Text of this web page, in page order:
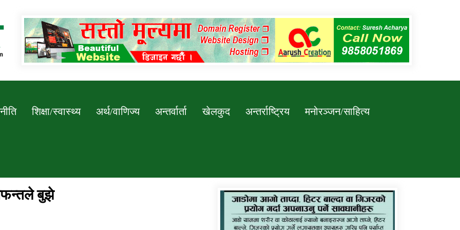
Newssarokar
शिक्षा/स्वास्थ्य अर्थ/वाणिज्य अन्तर्वार्ता खेलकुद अन्तर्राष्ट्रिय मनोरञ्जन/साहित्य
कर्णाली प्रविधि शिक्षालय जुम्लाको सुचना
बुझे